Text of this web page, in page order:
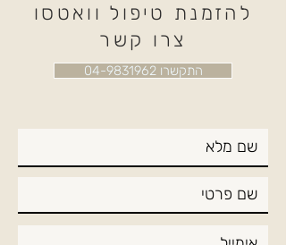
להזמנת טיפול וואטסו
צרו קשר
התקשרו 04-9831962